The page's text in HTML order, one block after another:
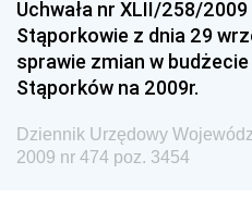
Dziennik Urzędowy
Gospodarki Przestrzennej
Dziennik Urzędowy Unii
Dziennik Urzędowy
Dziennik Urzędowy
Uchwała nr XLII/258/
Stąporkowie z dnia 29
sprawie zmian w
Stąporków na 2009r.
Dziennik Urzędowy
2009 nr 474 poz. 3454